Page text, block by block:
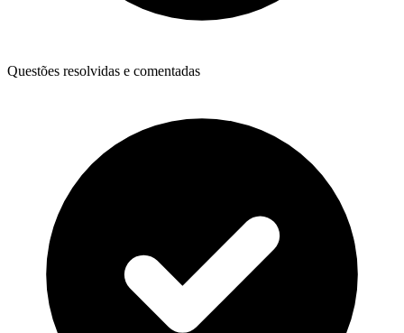
Questões resolvidas e comentadas